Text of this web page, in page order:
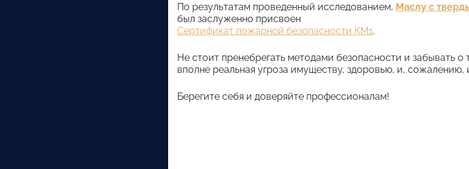
По результатам проведенный исследованием, Маслу с
был заслуженно присвоен
Сертификат пожарной безопасности КМ1.
Не стоит пренебрегать методами безопасности и забывать о
вполне реальная угроза имуществу, здоровью, и, сожалению,
Берегите себя и доверяйте профессионалам!